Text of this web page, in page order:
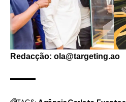
Redacção: ola@targeting.ao